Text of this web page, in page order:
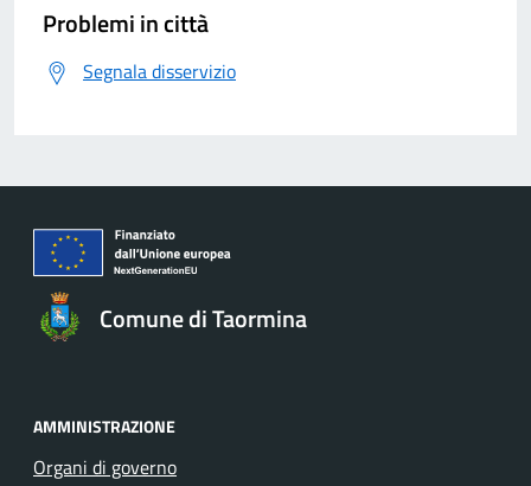
Problemi in città
Segnala disservizio
Comune di Taormina
AMMINISTRAZIONE
Organi di governo